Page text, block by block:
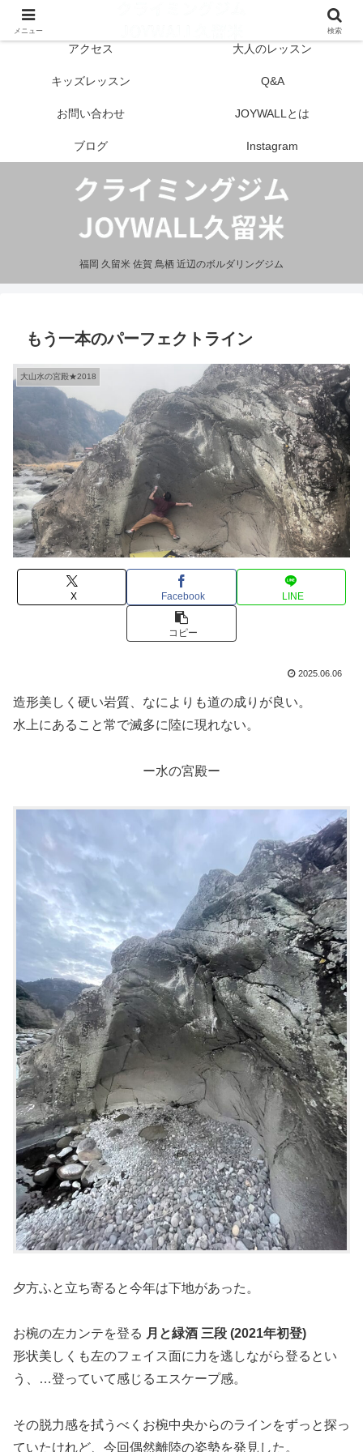
福岡 久留米 佐賀 鳥栖 近辺のボルダリングジム
アクセス 大人のレッスン
キッズレッスン Q&A
お問い合わせ JOYWALLとは
ブログ Instagram
もう一本のパーフェクトライン
大山水の宮殿★2018
X Facebook LINE
コピー
2025.06.06
造形美しく硬い岩質、なによりも道の成りが良い。
水上にあること常で滅多に陸に現れない。
ー水の宮殿ー
夕方ふと立ち寄ると今年は下地があった。
お椀の左カンテを登る 月と緑酒 三段 (2021年初登)
形状美しくも左のフェイス面に力を逃しながら登るとい
う、…登っていて感じるエスケープ感。
その脱力感を拭うべくお椀中央からのラインをずっと探っ
ていたけれど、今回偶然離陸の姿勢を発見した。
メニュー 検索